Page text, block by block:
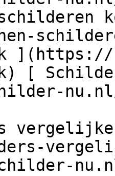
[
nu.nl/